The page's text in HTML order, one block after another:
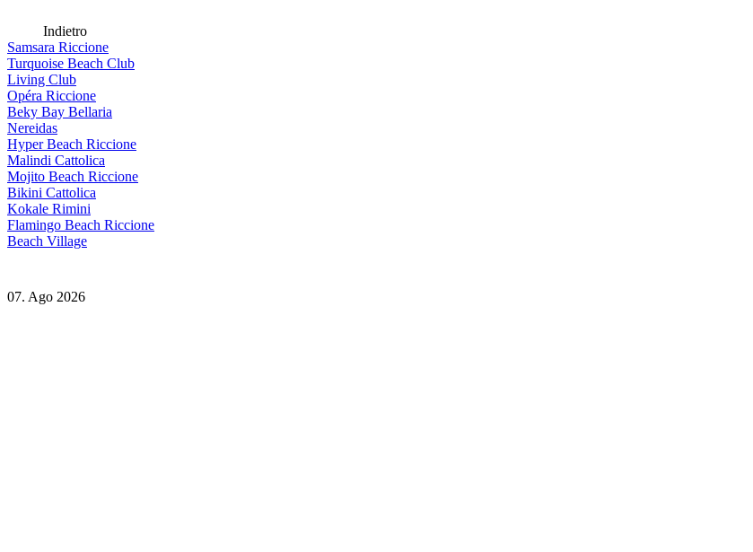
Indietro
Samsara Riccione
Turquoise Beach Club
Living Club
Opéra Riccione
Beky Bay Bellaria
Nereidas
Hyper Beach Riccione
Malindi Cattolica
Mojito Beach Riccione
Bikini Cattolica
Kokale Rimini
Flamingo Beach Riccione
Beach Village
07. Ago 2026